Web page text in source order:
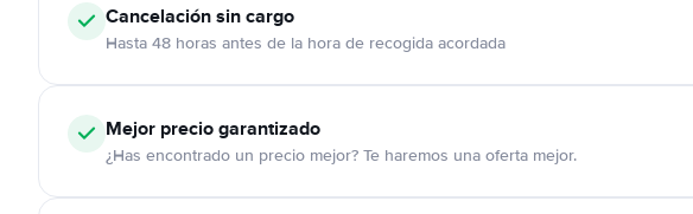
Cancelaciónsin cargo
Hasta 48 horas antes de la hora de recogida acordada
Mejor precio garantizado
¿Has encontrado un precio mejor? Te haremos una oferta mejor.